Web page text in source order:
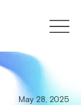
May 28, 2025